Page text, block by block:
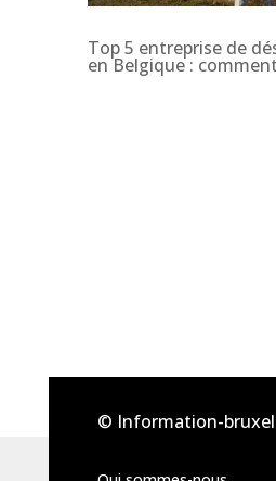
Top 5 entreprise de
en Belgique :
© Information-